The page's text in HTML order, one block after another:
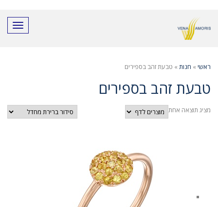
אינטרנט,
תוכן
תפריט
ראשי » חנות » טבעת זהב בספירים
טבעת זהב בספירים
מציג תוצאה אחת